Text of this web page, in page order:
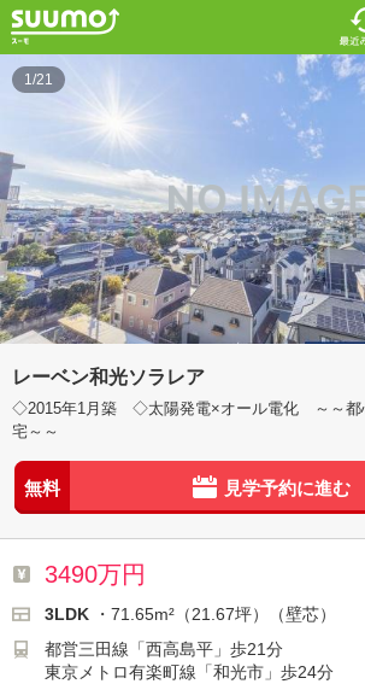
1/21
レーベン和光ソラレア
◇2015年1月築 ◇太陽発電×オール電化 ～～都
宅～～
無料 見学予約に進む
3490万円
3LDK
・71.65m²（21.67坪）（壁芯）
都営三田線「西高島平」歩21分
東京メトロ有楽町線「和光市」歩24分